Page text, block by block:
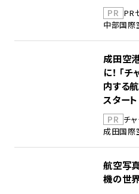
PR PR
中部国際
成田空
に！ 「
内する
スタート
PR チ
成田国際
航空写
機の世